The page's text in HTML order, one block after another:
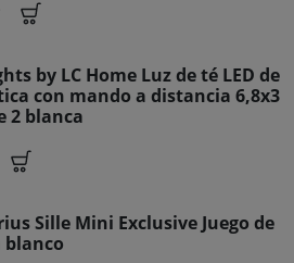
by LC Home Luz de té LED de
con mando a distancia 6,8x3
2 blanca
Sille Mini Exclusive Juego de
blanco